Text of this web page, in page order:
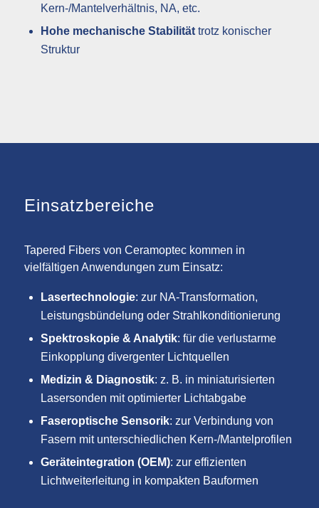
Kern-/Mantelverhältnis, NA, etc.
Hohe mechanische Stabilitättrotz konischer
Struktur
Einsatzbereiche
Tapered Fibers von Ceramoptec kommen in
vielfältigen Anwendungen zum Einsatz:
Lasertechnologie: zur NA-Transformation,
Leistungsbündelung oder Strahlkonditionierung
Spektroskopie & Analytik: für die verlustarme
Einkopplung divergenter Lichtquellen
Medizin & Diagnostik: z. B. in miniaturisierten
Lasersonden mit optimierter Lichtabgabe
Faseroptische Sensorik: zur Verbindung von
Fasern mit unterschiedlichen Kern-/Mantelprofilen
Geräteintegration (OEM): zur effizienten
Lichtweiterleitung in kompakten Bauformen